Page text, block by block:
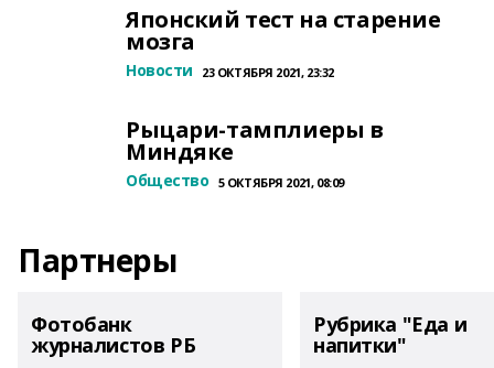
Японский тест на старение
мозга
Новости 23 ОКТЯБРЯ 2021, 23:32
Рыцари-тамплиеры в
Миндяке
Общество 5 ОКТЯБРЯ 2021, 08:09
Партнеры
Фотобанк
журналистов РБ
Рубрика "Еда и
напитки"